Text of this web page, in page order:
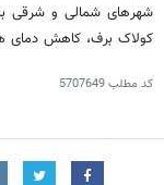
شهرهای شمالی و شرقی
کولاک برف، کاهش دمای
کد مطلب5707649